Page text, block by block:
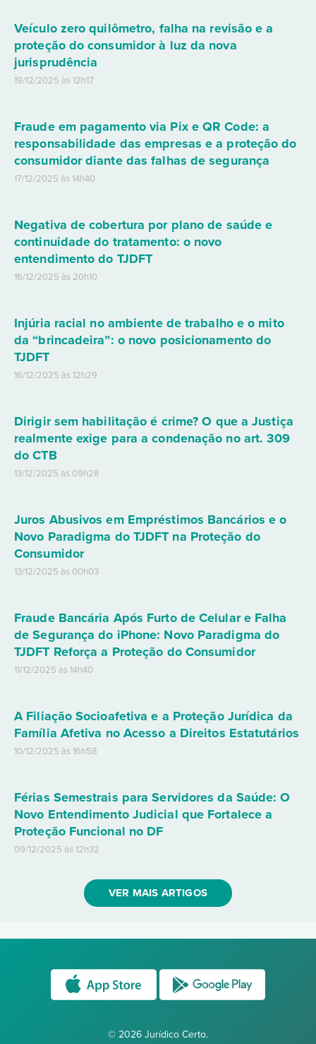
Veículo zero quilômetro, falha na revisão e a
proteção do consumidor à luz da nova
jurisprudência
19/12/2025 às 12h17
Fraude em pagamento via Pix e QR Code: a
responsabilidade das empresas e a proteção do
consumidor diante das falhas de segurança
17/12/2025 às 14h40
Negativa de cobertura por plano de saúde e
continuidade do tratamento: o novo
entendimento do TJDFT
16/12/2025 às 20h10
Injúria racial no ambiente de trabalho e o mito
da “brincadeira”: o novo posicionamento do
TJDFT
16/12/2025 às 12h29
Dirigir sem habilitação é crime? O que a Justiça
realmente exige para a condenação no art. 309
do CTB
13/12/2025 às 09h28
Juros Abusivos em Empréstimos Bancários e o
Novo Paradigma do TJDFT na Proteção do
Consumidor
13/12/2025 às 00h03
Fraude Bancária Após Furto de Celular e Falha
de Segurança do iPhone: Novo Paradigma do
TJDFT Reforça a Proteção do Consumidor
11/12/2025 às 14h40
A Filiação Socioafetiva e a Proteção Jurídica da
Família Afetiva no Acesso a Direitos Estatutários
10/12/2025 às 16h58
Férias Semestrais para Servidores da Saúde: O
Novo Entendimento Judicial que Fortalece a
Proteção Funcional no DF
09/12/2025 às 12h32
VER MAIS ARTIGOS
© 2026 Jurídico Certo.